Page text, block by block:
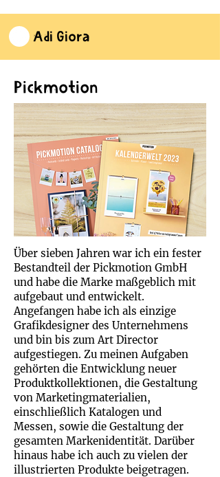
Adi Giora
Pickmotion
Über sieben Jahren war ich ein fester
Bestandteil der Pickmotion GmbH
und habe die Marke maßgeblich mit
aufgebaut und entwickelt.
Angefangen habe ich als einzige
Grafikdesigner des Unternehmens
und bin bis zum Art Director
aufgestiegen. Zu meinen Aufgaben
gehörten die Entwicklung neuer
Produktkollektionen, die Gestaltung
von Marketingmaterialien,
einschließlich Katalogen und
Messen, sowie die Gestaltung der
gesamten Markenidentität. Darüber
hinaus habe ich auch zu vielen der
illustrierten Produkte beigetragen.